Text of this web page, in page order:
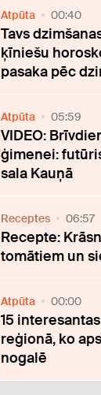
Atpūta 00:40
Tavs
ķīniešu
pasaka pēc
Atpūta 05:59
VIDEO:
ģimenei:
sala Kauņā
Receptes 06:57
Recepte:
tomātiem un
Atpūta 00:00
15
reģionā, ko
nogalē